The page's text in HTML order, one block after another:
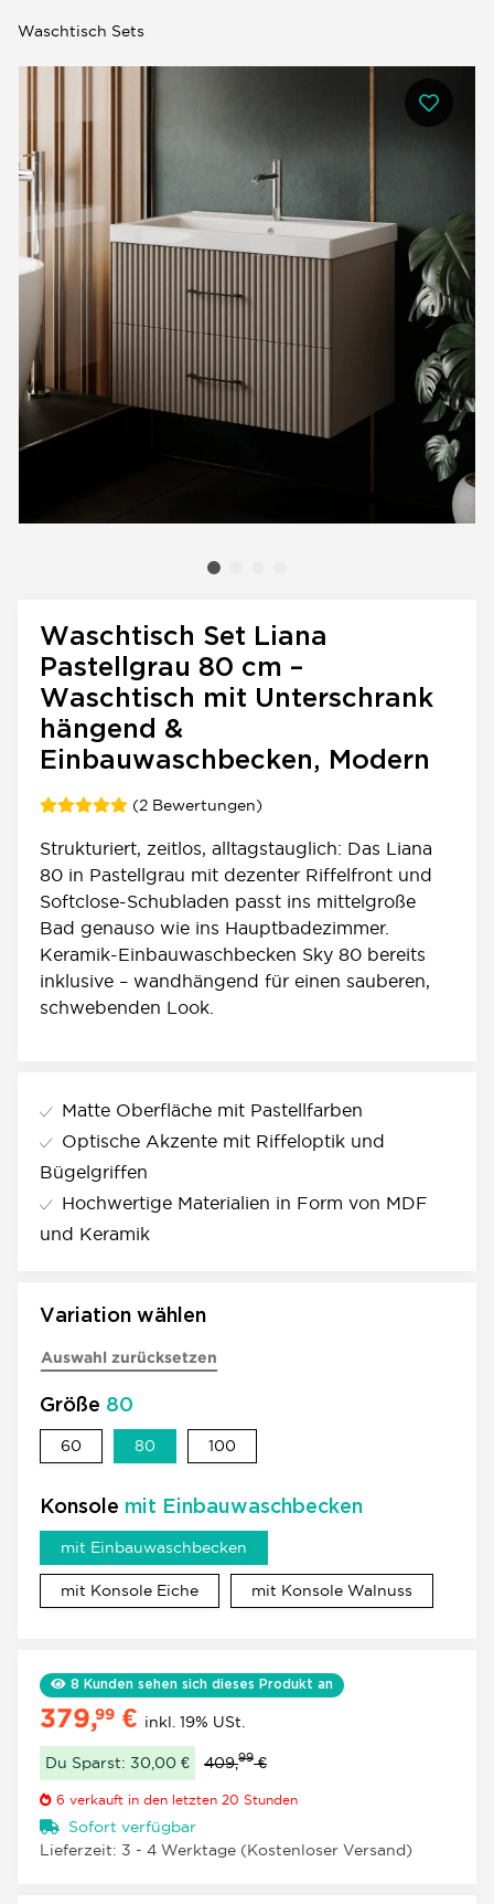
Waschtisch Sets
Waschtisch Set Liana
Pastellgrau 80 cm –
Waschtisch mit Unterschrank
hängend &
Einbauwaschbecken, Modern
(2 Bewertungen)
Strukturiert, zeitlos, alltagstauglich: Das Liana
80 in Pastellgrau mit dezenter Riffelfront und
Softclose-Schubladen passt ins mittelgroße
Bad genauso wie ins Hauptbadezimmer.
Keramik-Einbauwaschbecken Sky 80 bereits
inklusive – wandhängend für einen sauberen,
schwebenden Look.
Matte Oberfläche mit Pastellfarben
Optische Akzente mit Riffeloptik und
Bügelgriffen
Hochwertige Materialien in Form von MDF
und Keramik
Variation wählen
Auswahl zurücksetzen
Größe 80
6060 80 100100
Konsole mit Einbauwaschbecken
mit Einbauwaschbecken
mit Konsole Eichemit Konsole Eiche
mit Konsole Walnuss
8 Kunden sehen sich dieses Produkt an
379,99 € inkl. 19% USt.
Du Sparst: 30,00 € 409,99€
6 verkauft in den letzten 20 Stunden
Sofort verfügbar
Lieferzeit: 3 - 4 Werktage (Kostenloser Versand)